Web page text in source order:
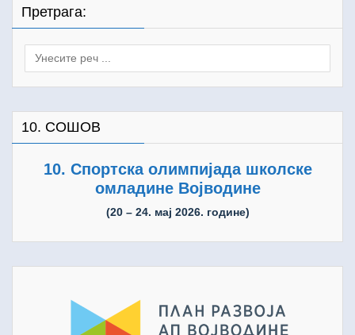
Претрага:
Search
10. СОШОВ
10. Спортска олимпијада школске
омладине Војводине
(20 – 24. мај 2026. године)